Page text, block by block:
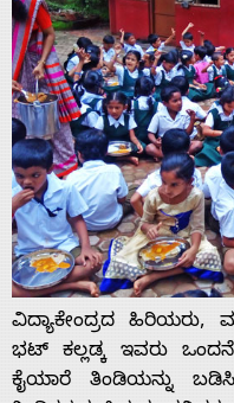
Advertise
With
s
Contact
Us
ವಿದ್ಯಾಕೇಂದ್ರದ ಹಿರಿಯರು,
ಭಟ್‌ ಕಲ್ಲಡ್ಕ ಇವರು
ಕೈಯಾರೆ ತಿಂಡಿಯನ್ನು